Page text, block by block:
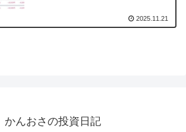
2025.11.21
かんおさの投資日記